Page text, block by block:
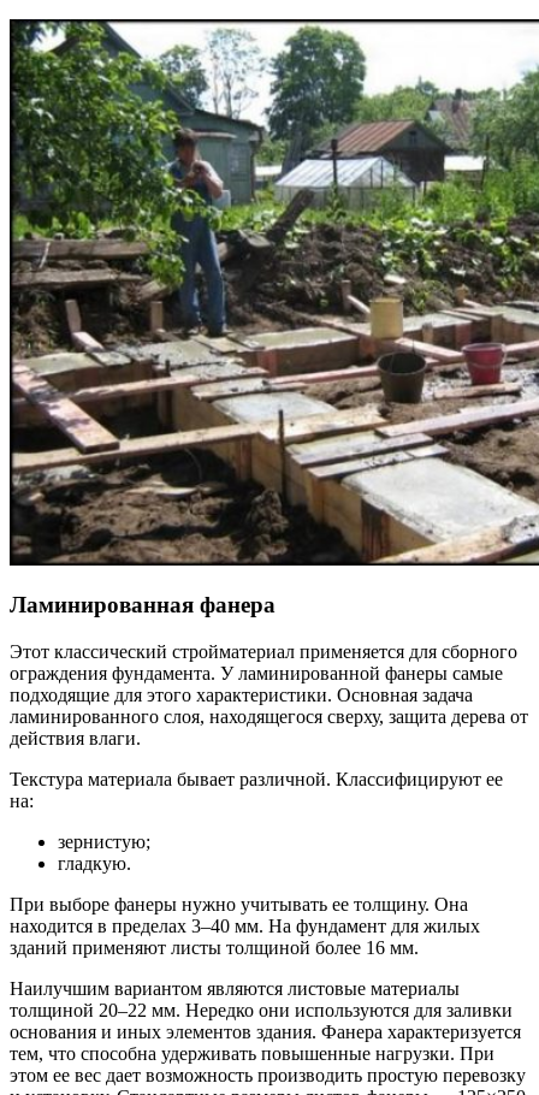
Ламинированная фанера
Этот классический стройматериал применяется для сборного
ограждения фундамента. У ламинированной фанеры самые
подходящие для этого характеристики. Основная задача
ламинированного слоя, находящегося сверху, защита дерева от
действия влаги.
Текстура материала бывает различной. Классифицируют ее
на:
зернистую;
гладкую.
При выборе фанеры нужно учитывать ее толщину. Она
находится в пределах 3–40 мм. На фундамент для жилых
зданий применяют листы толщиной более 16 мм.
Наилучшим вариантом являются листовые материалы
толщиной 20–22 мм. Нередко они используются для заливки
основания и иных элементов здания. Фанера характеризуется
тем, что способна удерживать повышенные нагрузки. При
этом ее вес дает возможность производить простую перевозку